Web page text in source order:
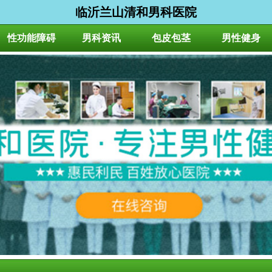
临沂兰山清和男科医院
性功能障碍 男科资讯 包皮包茎 男性健身